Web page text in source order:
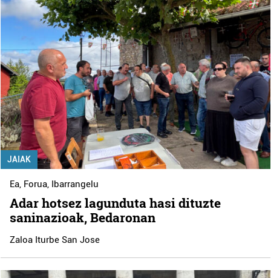
JAIAK
Ea, Forua, Ibarrangelu
Adar hotsez lagunduta hasi dituzte
saninazioak, Bedaronan
Zaloa Iturbe San Jose